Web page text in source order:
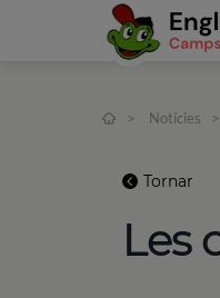
> Notícies
Tornar
Les